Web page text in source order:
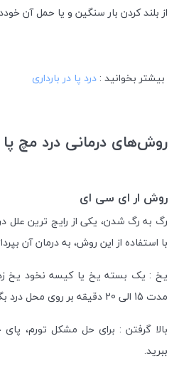
از بلند کردن بار سنگین و یا حمل آن
بیشتر بخوانید : درد پا در بارداری
روش‌های درمانی درد مچ پا
روش ار ای سی ای
رگ به رگ شدن، یکی از رایج ترین علل
با استفاده از این روش، به درمان آن
یخ : یک بسته یخ یا کیسه نخود یخ
مدت 15 الی 20 دقیقه بر روی محل درد بگذارید.
بالا گرفتن : برای حل مشکل تورم،
ببرید.